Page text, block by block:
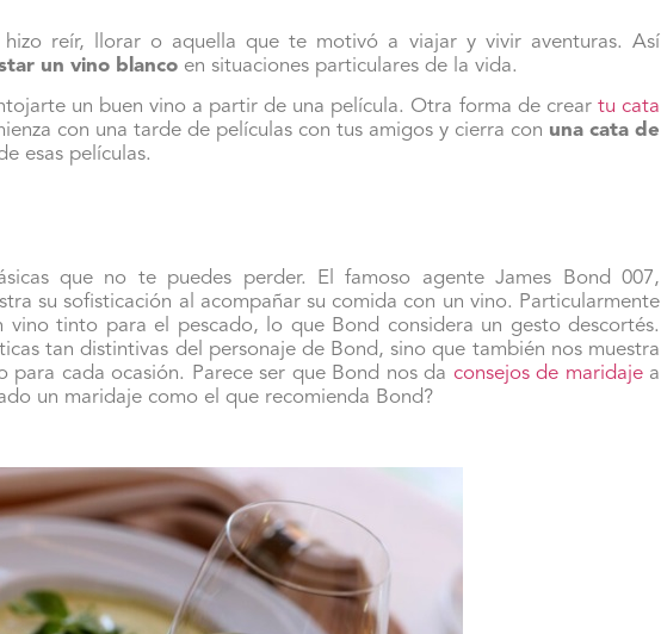
reír, llorar o aquella que te motivó a viajar y vivir aventuras. Así
un vino blanco en situaciones particulares de la vida.
un buen vino a partir de una película. Otra forma de crear tu cata
con una tarde de películas con tus amigos y cierra con una cata de
esas películas.
que no te puedes perder. El famoso agente James Bond 007,
su sofisticación al acompañar su comida con un vino. Particularmente
tinto para el pescado, lo que Bond considera un gesto descortés.
tan distintivas del personaje de Bond, sino que también nos muestra
para cada ocasión. Parece ser que Bond nos da consejos de maridajea
un maridaje como el que recomienda Bond?